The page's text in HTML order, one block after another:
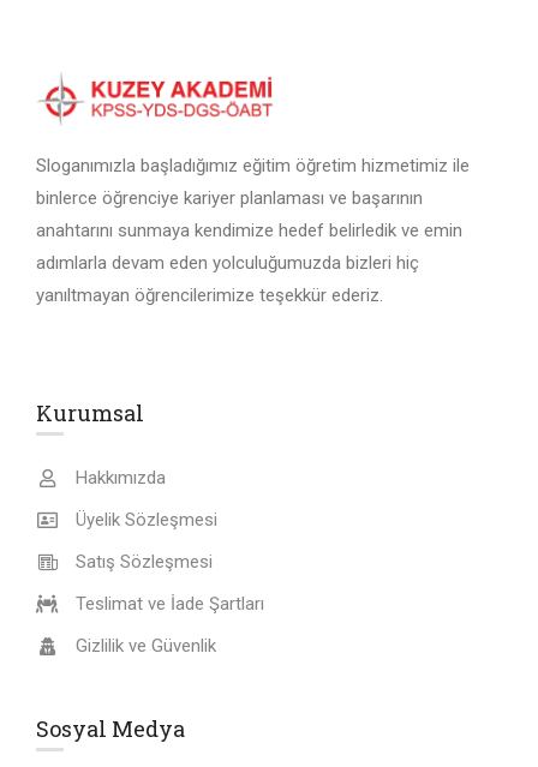
Sloganımızla başladığımız eğitim öğretim hizmetimiz ile
binlerce öğrenciye kariyer planlaması ve başarının
anahtarını sunmaya kendimize hedef belirledik ve emin
adımlarla devam eden yolculuğumuzda bizleri hiç
yanıltmayan öğrencilerimize teşekkür ederiz.
Kurumsal
Hakkımızda
Üyelik Sözleşmesi
Satış Sözleşmesi
Teslimat ve İade Şartları
Gizlilik ve Güvenlik
Sosyal Medya